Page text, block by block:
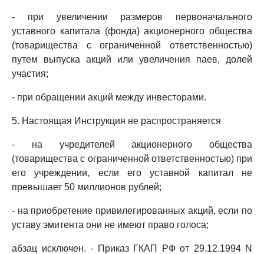
- при увеличении размеров первоначального
уставного капитала (фонда) акционерного общества
(товарищества с ограниченной ответственностью)
путем выпуска акций или увеличения паев, долей
участия;
- при обращении акций между инвесторами.
5. Настоящая Инструкция не распространяется
- на учредителей акционерного общества
(товарищества с ограниченной ответственностью) при
его учреждении, если его уставной капитал не
превышает 50 миллионов рублей;
- на приобретение привилегированных акций, если по
уставу эмитента они не имеют право голоса;
абзац исключен. - Приказ ГКАП РФ от 29.12.1994 N